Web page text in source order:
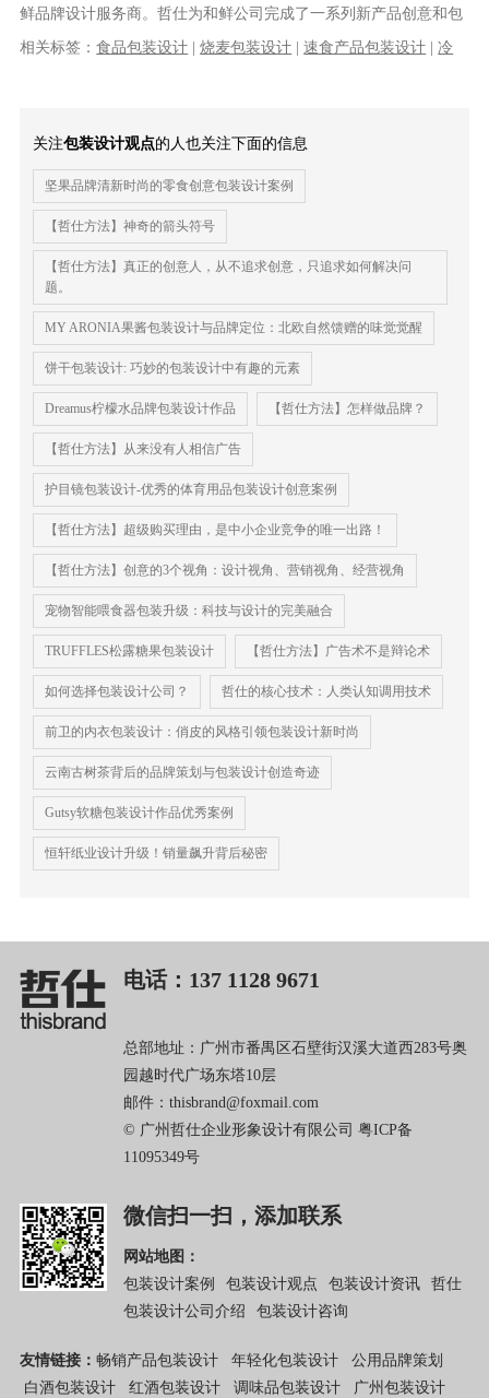
鲜品牌设计服务商。哲仕为和鲜公司完成了一系列新产品创意和包
装设计工作及原有产品升级设计工......
相关标签：食品包装设计 |烧麦包装设计 |速食产品包装设计 |冷
关注包装设计观点的人也关注下面的信息
坚果品牌清新时尚的零食创意包装设计案例
【哲仕方法】神奇的箭头符号
【哲仕方法】真正的创意人，从不追求创意，只追求如何解决问
题。
MY ARONIA果酱包装设计与品牌定位：北欧自然馈赠的味觉觉醒
饼干包装设计: 巧妙的包装设计中有趣的元素
Dreamus柠檬水品牌包装设计作品 【哲仕方法】怎样做品牌？
【哲仕方法】从来没有人相信广告
护目镜包装设计-优秀的体育用品包装设计创意案例
【哲仕方法】超级购买理由，是中小企业竞争的唯一出路！
【哲仕方法】创意的3个视角：设计视角、营销视角、经营视角
宠物智能喂食器包装升级：科技与设计的完美融合
TRUFFLES松露糖果包装设计 【哲仕方法】广告术不是辩论术
如何选择包装设计公司？ 哲仕的核心技术：人类认知调用技术
前卫的内衣包装设计：俏皮的风格引领包装设计新时尚
​云南古树茶背后的品牌策划与包装设计创造奇迹
Gut​​sy软糖包装设计作品优秀案例
恒轩纸业设计升级！销量飙升背后秘密
电话：137 1128 9671
总部地址：广州市番禺区石壁街汉溪大道西283号奥
园越时代广场东塔10层
邮件：thisbrand@foxmail.com
© 广州哲仕企业形象设计有限公司 粤ICP备
11095349号
微信扫一扫，添加联系
网站地图：
包装设计案例
包装设计观点 包装设计资讯
哲仕
包装设计公司介绍
包装设计咨询
友情链接： 畅销产品包装设计 年轻化包装设计
公用品牌策划
白酒包装设计
红酒包装设计 调味品包装设计 广州包装设计